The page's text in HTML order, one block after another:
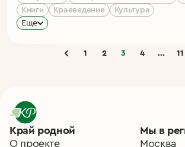
Книги
Краеведение
Культура
Еще
1 2 3 4 ... 11
Край родной
О проекте
Мы в
Москва